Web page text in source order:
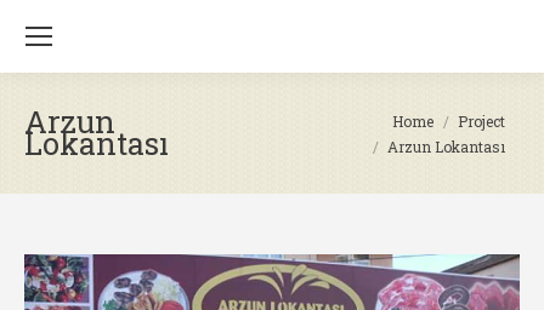
Arzun
Lokantası
Home
Project
Arzun Lokantası